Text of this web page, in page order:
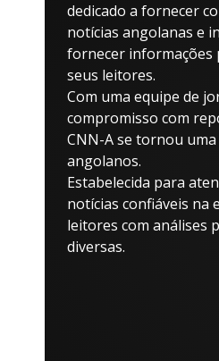
dedicado a fornecer
notícias angolanas e
fornecer informações
seus leitores.
Com uma equipe de
compromisso com
CNN-A se tornou
angolanos.
Estabelecida para
notícias confiáveis ​​na
leitores com análises
diversas.